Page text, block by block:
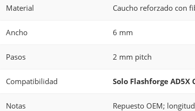
Material Caucho reforzado con
Ancho 6 mm
Pasos 2 mm pitch
Compatibilidad Solo Flashforge AD5X
Notas Repuesto OEM;